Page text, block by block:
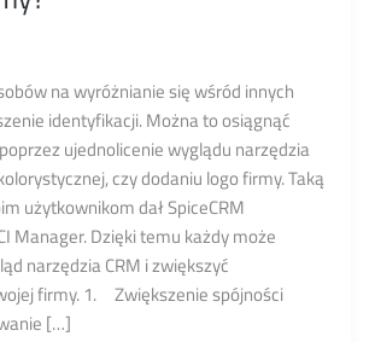
na wyróżnianie się wśród innych
identyfikacji. Można to osiągnąć
ujednolicenie wyglądu narzędzia
czy dodaniu logo firmy. Taką
użytkownikom dał SpiceCRM
Manager. Dzięki temu każdy może
narzędzia CRM i zwiększyć
firmy. 1. Zwiększenie spójności
[…]